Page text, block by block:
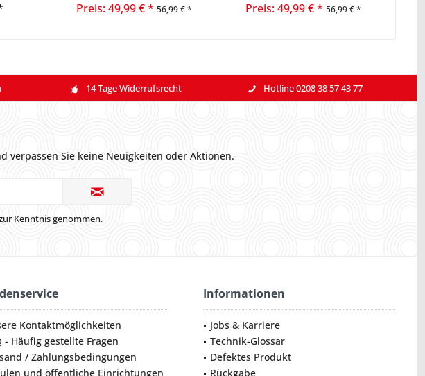
Preis: 49,99 € * 56,99 € * Preis: 49,99 € * 56,99 € *
14 Tage Widerrufsrecht Hotline 0208 38 57 43 77
verpassen Sie keine Neuigkeiten oder Aktionen.
Kenntnis genommen.
Kontaktmöglichkeiten
- Häufig gestellte Fragen
/ Zahlungsbedingungen
und öffentliche Einrichtungen
Informationen
Jobs & Karriere
Technik-Glossar
Defektes Produkt
Rückgabe